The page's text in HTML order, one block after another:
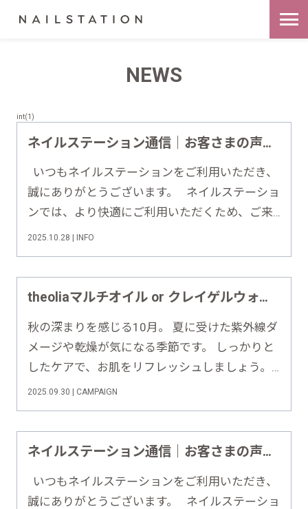
NEWS
int(1)
ネイルステーション通信｜お客さまの声をもとにした改善への取り組み【2025年9月号】
いつもネイルステーションをご利用いただき、
誠にありがとうございます。 ネイルステーショ
ンでは、より快適にご利用いただくため、ご来
店後のアンケートでいただいたお声をもとに、
2025.10.28 | INFO
theoliaマルチオイル or クレイゲルウォッシュ｜選べる10月限定キャンペーン
秋の深まりを感じる10月。 夏に受けた紫外線ダ
メージや乾燥が気になる季節です。 しっかりと
したケアで、お肌をリフレッシュしましょう。
10月は【theoliaマルチオイルトリートメント変
2025.09.30 | CAMPAIGN
ネイルステーション通信｜お客さまの声をもとにした改善への取り組み【2025年8月号】
いつもネイルステーションをご利用いただき、
誠にありがとうございます。 ネイルステーショ